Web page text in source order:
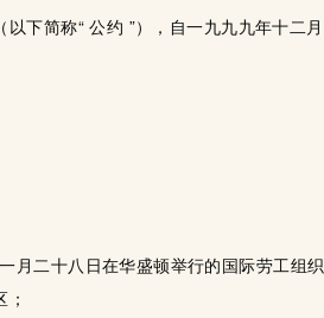
下简称“ 公约 ”），自一九九九年十二月
月二十八日在华盛顿举行的国际劳工组织